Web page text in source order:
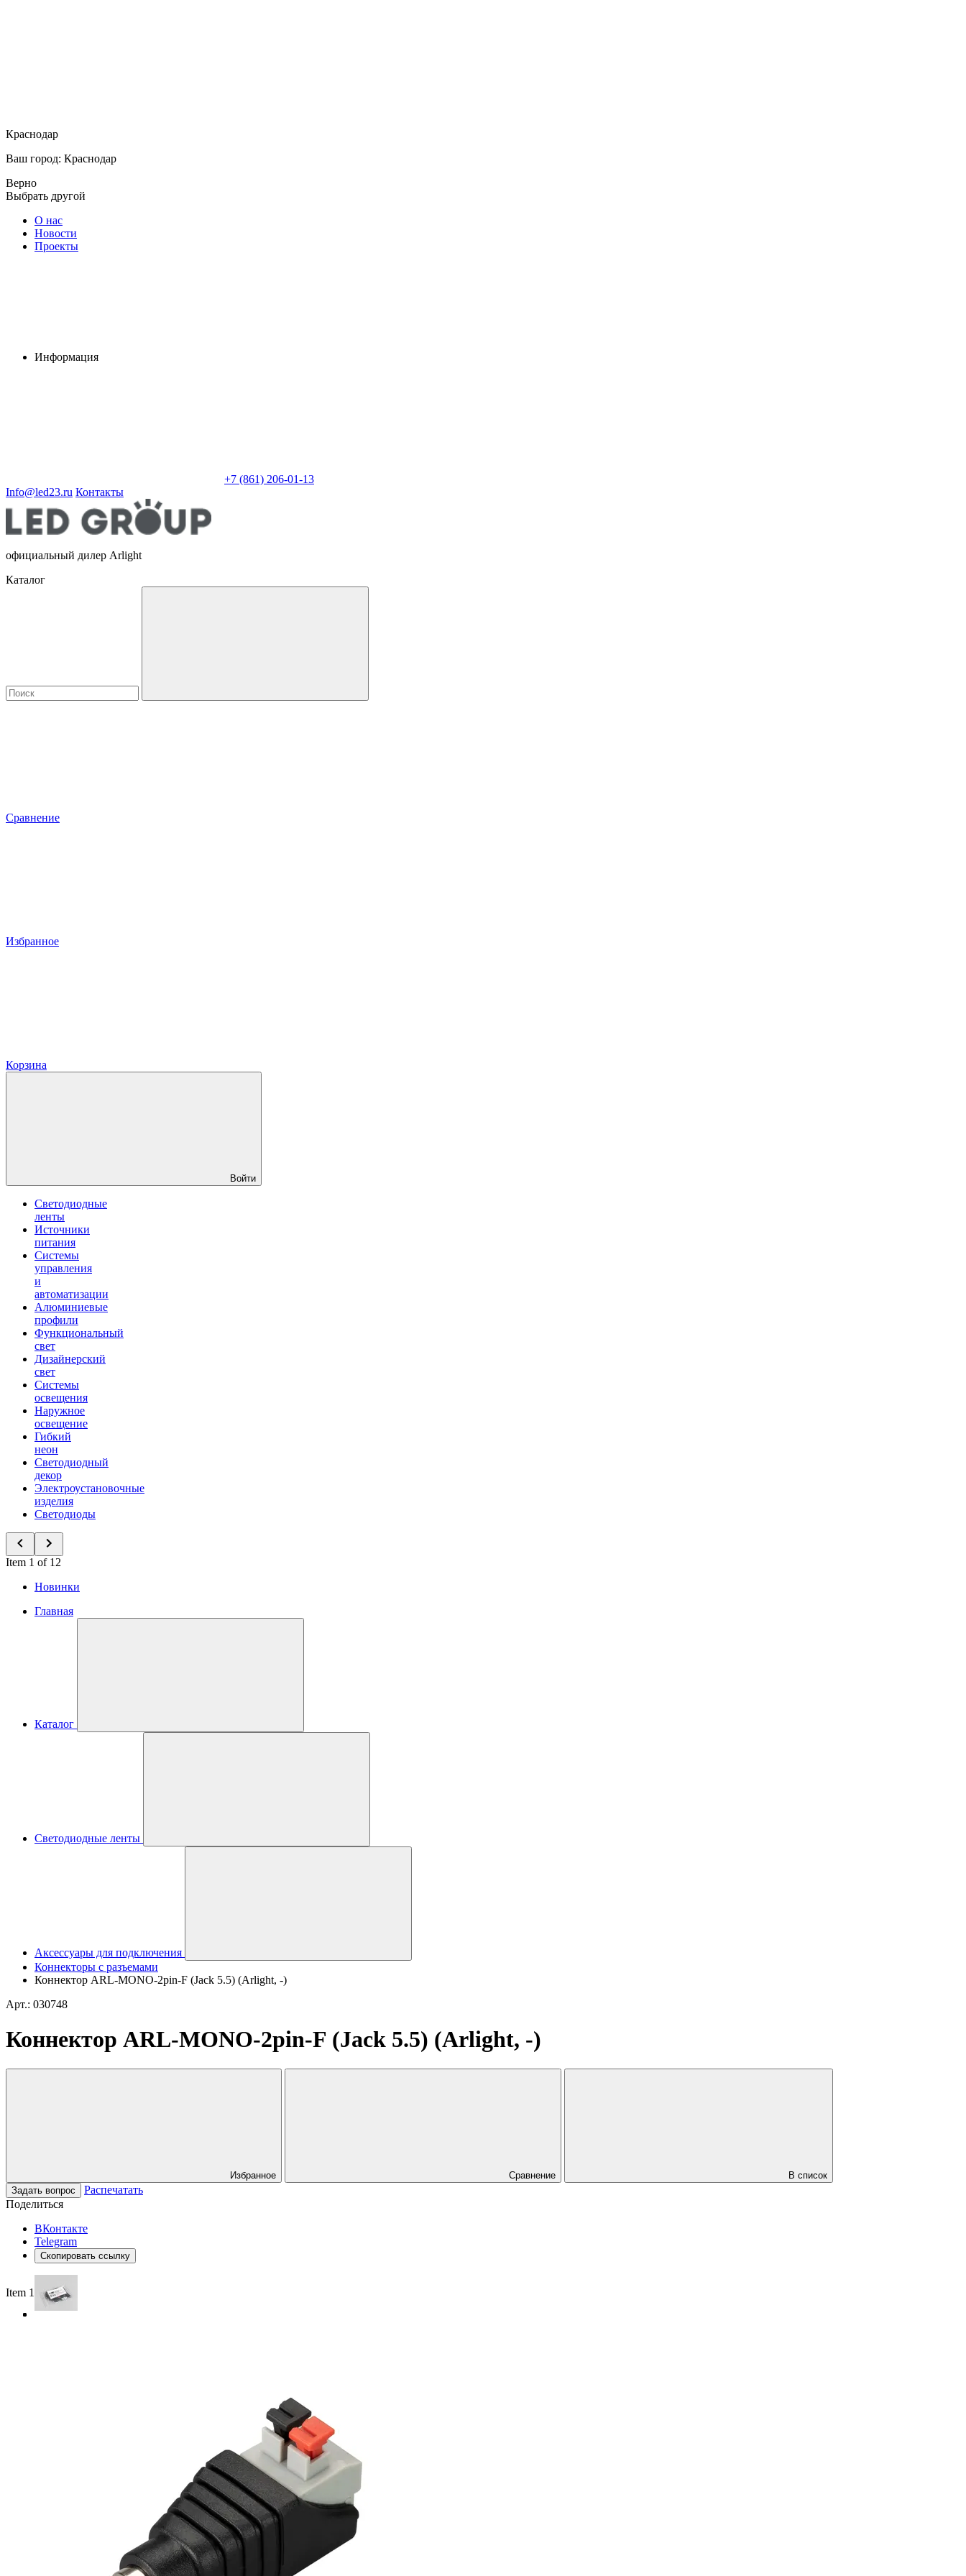
Краснодар
Ваш город: Краснодар
Верно
Выбрать другой
О нас
Новости
Проекты
Информация
+7 (861) 206-01-13
Info@led23.ru Контакты
официальный дилер Arlight
Каталог
Сравнение
Избранное
Корзина
Войти
Светодиодные
ленты
Источники
питания
Системы
управления
и
автоматизации
Алюминиевые
профили
Функциональный
свет
Дизайнерский
свет
Системы
освещения
Наружное
освещение
Гибкий
неон
Светодиодный
декор
Электроустановочные
изделия
Светодиоды
Item 1 of 12
Новинки
Главная
Каталог
Светодиодные ленты
Аксессуары для подключения
Коннекторы с разъемами
Коннектор ARL-MONO-2pin-F (Jack 5.5) (Arlight, -)
Арт.: 030748
Коннектор ARL-MONO-2pin-F (Jack 5.5) (Arlight, -)
Избранное Сравнение
В список
Задать вопрос
Распечатать
Поделиться
ВКонтакте
Telegram
Скопировать ссылку
Item 1 of 3